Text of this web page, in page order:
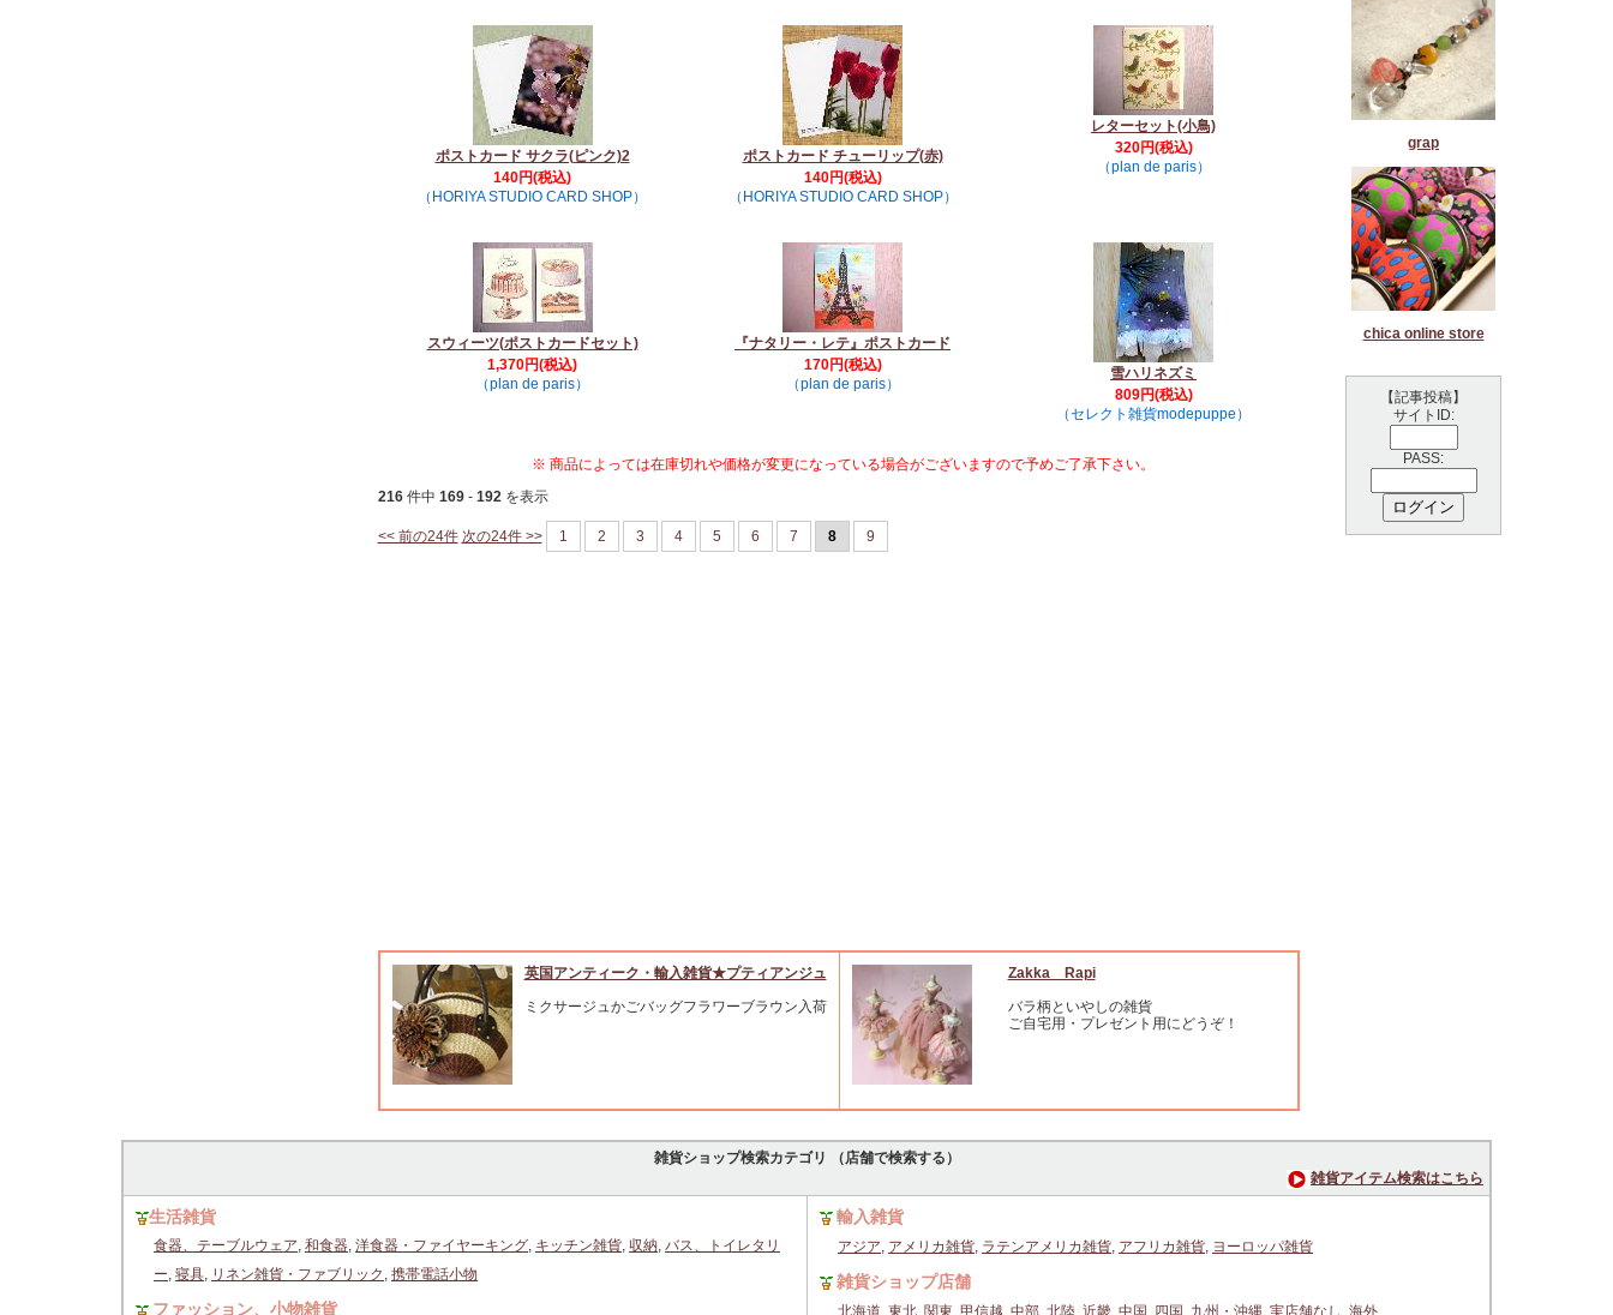
ポストカード サクラ(ピンク)2
140円(税込)
（HORIYA STUDIO CARD SHOP）
ポストカード チューリップ(赤)
140円(税込)
（HORIYA STUDIO CARD SHOP）
レターセット(小鳥)
320円(税込)
（plan de paris）
スウィーツ(ポストカードセット)
1,370円(税込)
（plan de paris）
『ナタリー・レテ』ポストカード
170円(税込)
（plan de paris）
雪ハリネズミ
809円(税込)
（セレクト雑貨modepuppe）
※ 商品によっては在庫切れや価格が変更になっている場合がございますので予めご了承下さい。
216件中 169- 192を表示
<< 前の24件 次の24件 >> 1 2 3 4 5 6 7 8 9
英国アンティーク・輸入雑貨★プティアンジュ
ミクサージュかごバッグフラワーブラウン入荷
Zakka Rapi
バラ柄といやしの雑貨
ご自宅用・プレゼント用にどうぞ！
grap
chica online store
【記事投稿】
サイトID:
PASS:
雑貨ショップ検索カテゴリ （店舗で検索する）
雑貨アイテム検索はこちら
生活雑貨
食器、テーブルウェア, 和食器, 洋食器・ファイヤーキング, キッチン雑貨, 収納, バス、トイレタリ
ー, 寝具, リネン雑貨・ファブリック , 携帯電話小物
ファッション、小物雑貨
輸入雑貨
アジア, アメリカ雑貨, ラテンアメリカ雑貨, アフリカ雑貨, ヨーロッパ雑貨
雑貨ショップ店舗
北海道 東北 関東 甲信越 中部 北陸 近畿 中国 四国 九州・沖縄 実店舗なし 海外